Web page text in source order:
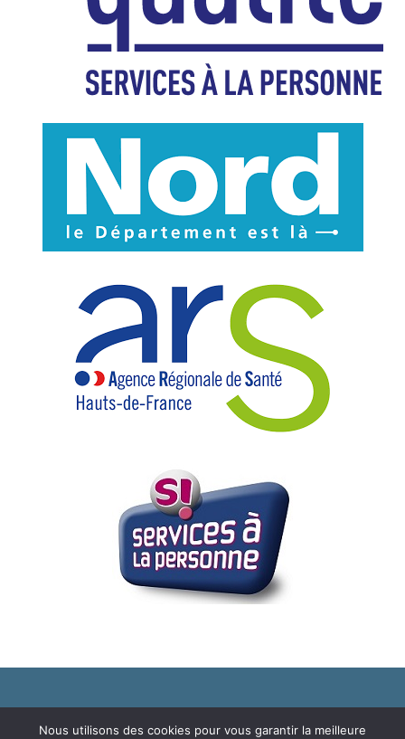
© 2019 Copyright - Association CARA
Nous utilisons des cookies pour vous garantir la meilleure